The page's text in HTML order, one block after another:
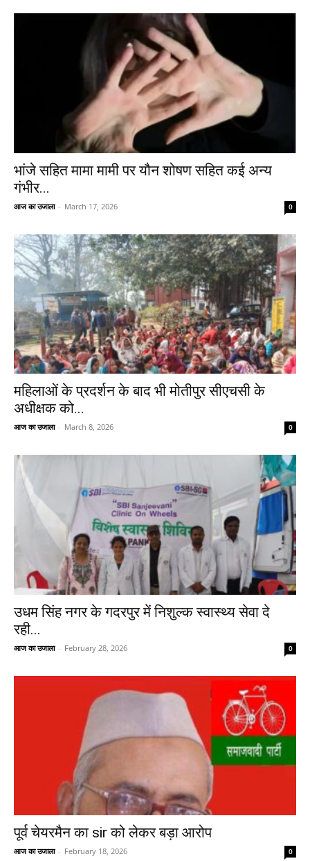
भांजे सहित मामा मामी पर यौन शोषण सहित कई अन्य
गंभीर...
आज का उजाला - March 17, 2026 0
महिलाओं के प्रदर्शन के बाद भी मोतीपुर सीएचसी के
अधीक्षक को...
आज का उजाला - March 8, 2026 0
उधम सिंह नगर के गदरपुर में निशुल्क स्वास्थ्य सेवा दे
रही...
आज का उजाला - February 28, 2026 0
पूर्व चेयरमैन का sir को लेकर बड़ा आरोप
आज का उजाला - February 18, 2026 0